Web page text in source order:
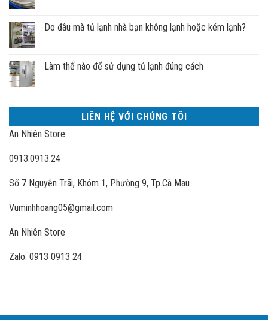
Do đâu mà tủ lạnh nhà bạn không lạnh hoặc kém lạnh?
Làm thế nào để sử dụng tủ lạnh đúng cách
LIÊN HỆ VỚI CHÚNG TÔI
An Nhiên Store
0913.0913.24
Số 7 Nguyễn Trãi, Khóm 1, Phường 9, Tp.Cà Mau
Vuminhhoang05@gmail.com
An Nhiên Store
Zalo: 0913 0913 24